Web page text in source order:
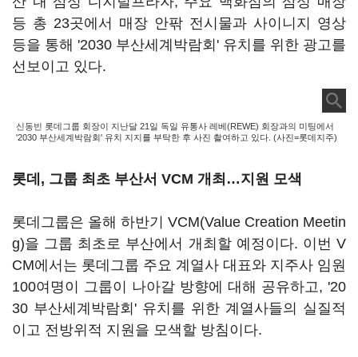
등 총 23곳에서 매장 안팎 전시물과 사이니지 영상
등을 통해 '2030 부산세계박람회' 유치를 위한 광고를
선보이고 있다.
신동빈 롯데그룹 회장이 지난달 21일 독일 유통사 레베(REWE) 회장과의 미팅에서
'2030 부산세계박람회' 유치 지지를 부탁한 후 사진 촬여하고 있다. (사진=롯데지주)
롯데, 그룹 최초 부산서 VCM 개최…지원 모색
롯데그룹은 올해 하반기 VCM(Value Creation Meetin
g)을 그룹 최초로 부산에서 개최할 예정이다. 이번 V
CM에서는 롯데그룹 주요 계열사 대표와 지주사 임원
100여명이 그룹이 나아갈 방향에 대해 공유하고, '20
30 부산세계박람회' 유치를 위한 계열사들의 실질적
이고 전방위적 지원을 모색할 방침이다.